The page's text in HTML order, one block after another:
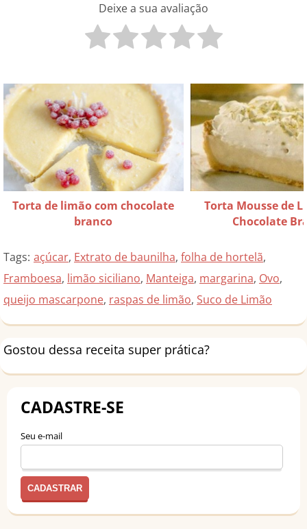
Deixe a sua avaliação
Torta de limão com chocolate
branco
Torta Mousse de
Chocolate
Tags: açúcar, Extrato de baunilha, folha de hortelã,
Framboesa, limão siciliano, Manteiga, margarina, Ovo,
queijo mascarpone, raspas de limão, Suco de Limão
Gostou dessa receita super prática?
CADASTRE-SE
Seu e-mail